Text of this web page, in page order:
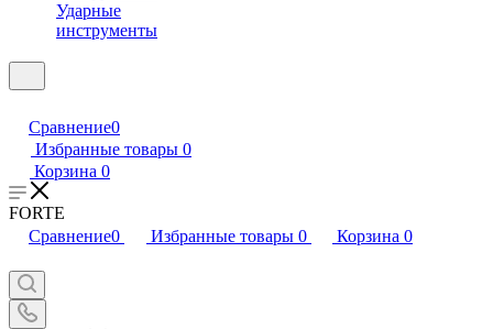
Ударные
инструменты
Сравнение0
Избранные товары 0
Корзина 0
FORTE
Сравнение0 Избранные товары 0 Корзина 0